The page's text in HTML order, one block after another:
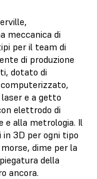
meccanica di
per il team di
di produzione
dotato di
e a getto
elettrodo di
e alla metrologia. Il
3D per ogni tipo
dime per la
della
ancora.